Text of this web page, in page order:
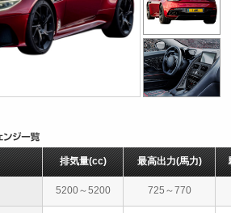
排気量(cc) 最高出力(馬力)
5200～5200 725～770